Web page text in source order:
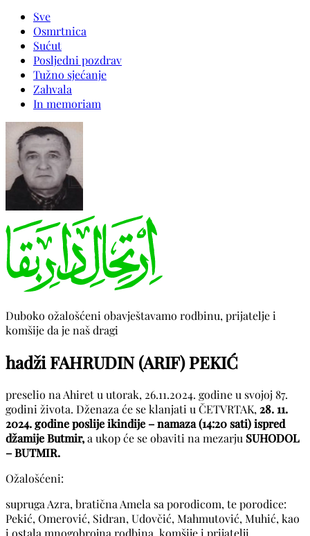
Sve
Osmrtnica
Sućut
Posljedni pozdrav
Tužno sjećanje
Zahvala
In memoriam
Duboko ožalošćeni obavještavamo rodbinu, prijatelje i
komšije da je naš dragi
hadži FAHRUDIN (ARIF) PEKIĆ
preselio na Ahiret u utorak, 26.11.2024. godine u svojoj 87.
godini života. Dženaza će se klanjati u ČETVRTAK, 28. 11.
2024. godine poslije ikindije – namaza (14:20 sati) ispred
džamije Butmir,a ukop će se obaviti na mezarju SUHODOL
– BUTMIR.
Ožalošćeni:
supruga Azra, bratična Amela sa porodicom, te porodice:
Pekić, Omerović, Sidran, Udovčić, Mahmutović, Muhić, kao
i ostala mnogobrojna rodbina, komšije i prijatelji.